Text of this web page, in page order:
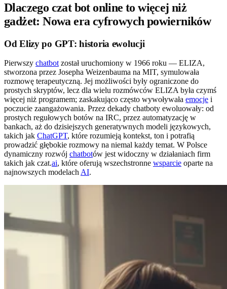
Dlaczego czat bot online to więcej niż
gadżet: Nowa era cyfrowych powierników
Od Elizy po GPT: historia ewolucji
Pierwszy chatbot został uruchomiony w 1966 roku — ELIZA,
stworzona przez Josepha Weizenbauma na MIT, symulowała
rozmowę terapeutyczną. Jej możliwości były ograniczone do
prostych skryptów, lecz dla wielu rozmówców ELIZA była czymś
więcej niż programem; zaskakująco często wywoływała emocje i
poczucie zaangażowania. Przez dekady chatboty ewoluowały: od
prostych regułowych botów na IRC, przez automatyzację w
bankach, aż do dzisiejszych generatywnych modeli językowych,
takich jak ChatGPT, które rozumieją kontekst, ton i potrafią
prowadzić głębokie rozmowy na niemal każdy temat. W Polsce
dynamiczny rozwój chatbotów jest widoczny w działaniach firm
takich jak czat.ai, które oferują wszechstronne wsparcie oparte na
najnowszych modelach AI.